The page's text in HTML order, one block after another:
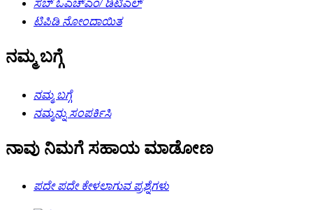
ಸಬ್ ಓಎಚ್‌ಎಂ/ ಡಿಟಿಎಲ್
ಟಿಪಿಡಿ ನೋಂದಾಯಿತ
ನಮ್ಮ ಬಗ್ಗೆ
ನಮ್ಮ ಬಗ್ಗೆ
ನಮ್ಮನ್ನು ಸಂಪರ್ಕಿಸಿ
ನಾವು ನಿಮಗೆ ಸಹಾಯ ಮಾಡೋಣ
ಪದೇ ಪದೇ ಕೇಳಲಾಗುವ ಪ್ರಶ್ನೆಗಳು